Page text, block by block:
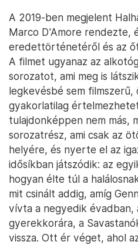
A 2019-ben megjelent
Marco D'Amore rendezte,
eredettörténetéről és az
A filmet ugyanaz az
sorozatot, ami meg is
legkevésbé sem filmszerű,
gyakorlatilag
tulajdonképpen nem más,
sorozatrész, ami csak az
helyére, és nyerte el az
idősíkban játszódik: az
hogyan élte túl a
mit csinált addig, amíg
vívta a negyedik évadban,
gyerekkorára, a
vissza. Ott ér véget, ahol